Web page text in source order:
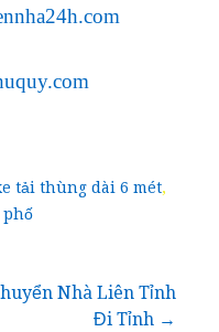
tải thùng dài 6 mét,
phố
Nhà Liên Tỉnh
Đi Tỉnh →